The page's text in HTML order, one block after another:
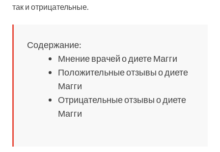
так и отрицательные.
Содержание:
Мнение врачей о диете Магги
Положительные отзывы о диете
Магги
Отрицательные отзывы о диете
Магги